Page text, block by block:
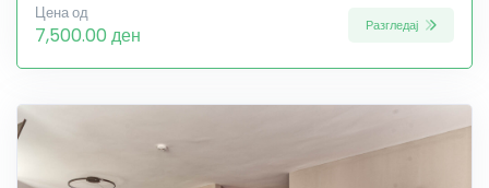
Цена од
7,500.00 ден Разгледај